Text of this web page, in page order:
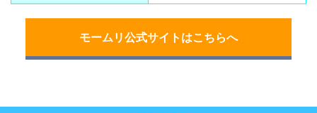
モームリ公式サイトはこちらへ